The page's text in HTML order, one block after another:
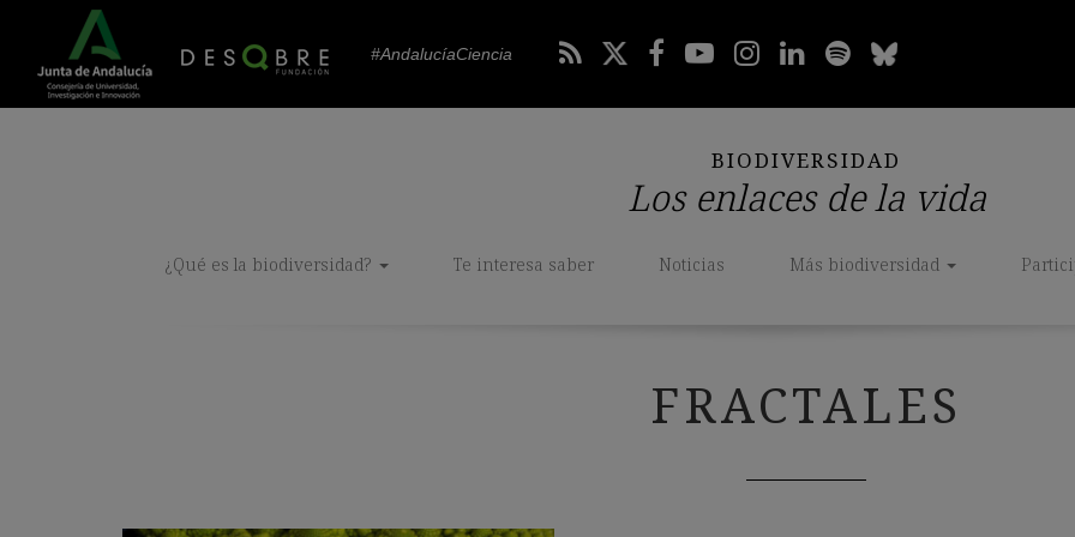
#AndalucíaCiencia
BIODIVERSIDAD
Los enlaces de la vida
¿Qué es la biodiversidad? Te interesa saber Noticias Más biodiversidad
FRACTALES